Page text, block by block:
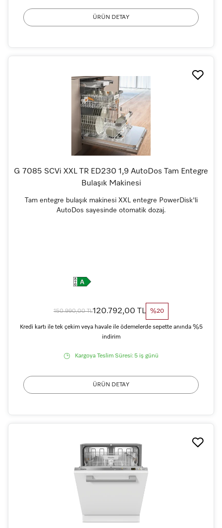
ÜRÜN DETAY
G 7085 SCVi XXL TR ED230 1,9 AutoDos Tam Entegre
Bulaşık Makinesi
Tam entegre bulaşık makinesi XXL entegre PowerDisk'li
AutoDos sayesinde otomatik dozaj.
150.990,00 TL120.792,00 TL %20
Kredi kartı ile tek çekim veya havale ile ödemelerde sepette anında %5
indirim
Kargoya Teslim Süresi: 5 iş günü
ÜRÜN DETAY